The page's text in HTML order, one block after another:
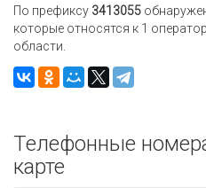
По префиксу 3413055
которые относятся к 1
области.
Телефонные
карте